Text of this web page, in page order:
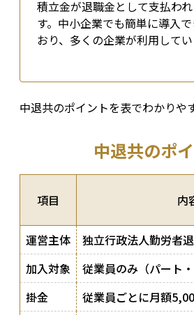
積立金が退職金として支払わ
す。中小企業でも簡単に導入
おり、多くの企業が利用してい
中退共のポイントを表でわかりや
項目 内
運営主体
独立行政法人勤労者
加入対象
従業員のみ（パート
掛金
従業員ごとに月額
中退共のポ